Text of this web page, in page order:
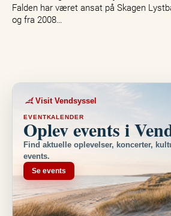
Falden har været ansat på Skagen
og fra 2008…
Visit Vendsyssel
EVENTKALENDER
Oplev events i
Find aktuelle oplevelser, koncerter,
events.
Se events